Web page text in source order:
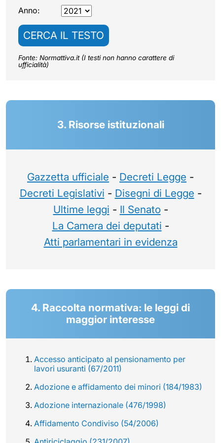
Anno:
CERCA IL TESTO
Fonte: Normattiva.it (I testi non hanno carattere di
ufficialità)
3. Risorse istituzionali
Gazzetta ufficiale - Decreti Legge -
Decreti Legislativi - Disegni di Legge -
Ultime leggi - Il Senato-
La Camera dei deputati -
Atti parlamentari in evidenza
4. Raccolta normativa: le leggi di
maggior interesse
Accesso anticipato al pensionamento per
lavori usuranti (67/2011)
Adozione e affidamento dei minori (184/1983)
Adozione internazionale (476/1998)
Affidamento Condiviso (54/2006)